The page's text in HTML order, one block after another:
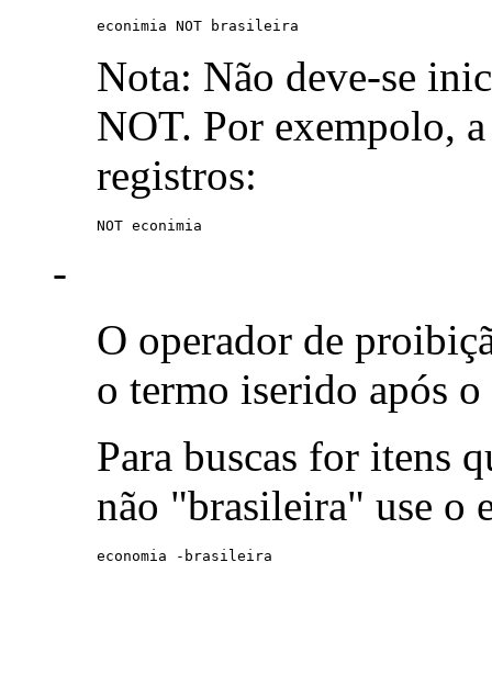
econimia NOT brasileira
Nota: Não deve-se
NOT. Por exempolo,
registros:
NOT econimia
-
O operador de
o termo iserido após o
Para buscas for itens
não "brasileira" use o
economia -brasileira